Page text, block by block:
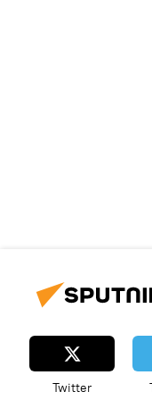
Twitter